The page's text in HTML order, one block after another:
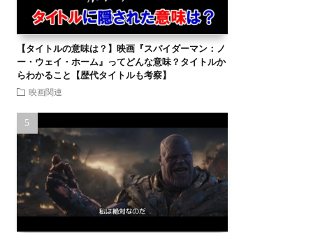
【タイトルの意味は？】映画『スパイダーマン：ノ
ー・ウェイ・ホーム』ってどんな意味？タイトルか
らわかること【歴代タイトルも考察】
映画関連